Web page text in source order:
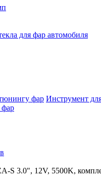
для фар автомобиля
Инструмент
S 3.0", 12V, 5500K,